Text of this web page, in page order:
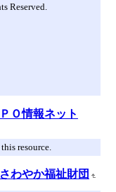
Reserved.
Ｏ情報ネット
resource.
わやか福祉財団